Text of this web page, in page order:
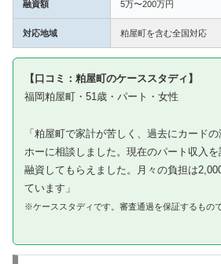
融資額 5万〜200万円
対応地域 粕屋町を含む全国対応
【口コミ：粕屋町のケーススタディ】
福岡粕屋町・51歳・パート・女性
「粕屋町で家計が苦しく、過去にカード
ホーに相談しました。現在のパート収入
融資してもらえました。月々の負担は
ています」
※ケーススタディです。審査通過を保証するもの